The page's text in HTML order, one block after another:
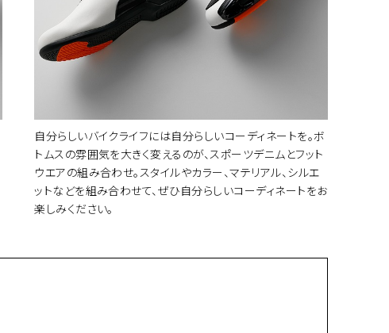
自分らしいバイクライフには自分らしいコーディネートを。ボ
トムスの雰囲気を大きく変えるのが、スポーツデニムとフット
ウエアの組み合わせ。スタイルやカラー、マテリアル、シルエ
ットなどを組み合わせて、ぜひ自分らしいコーディネートをお
楽しみください。